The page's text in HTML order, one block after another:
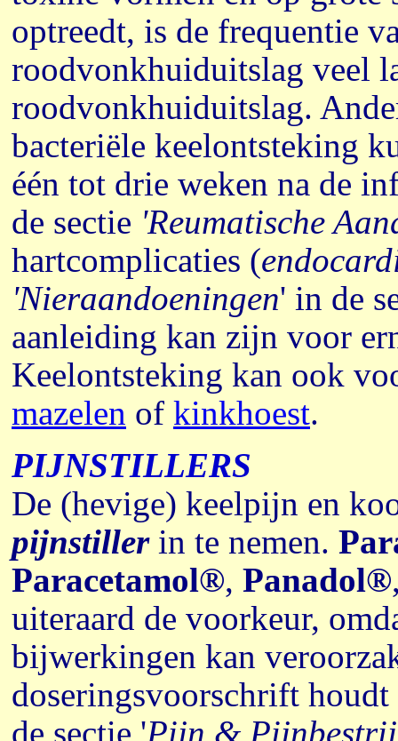
optreedt, is de frequentie
roodvonkhuiduitslag veel
roodvonkhuiduitslag.
bacteriële keelontsteking
één tot drie weken na de
de sectie 'Reumatische
hartcomplicaties (
'Nieraandoeningen' in de
aanleiding kan zijn voor
Keelontsteking kan ook
mazelen of kinkhoest.
PIJNSTILLERS
De (hevige) keelpijn en
pijnstillerin te nemen.
Paracetamol®, Panadol®
uiteraard de voorkeur,
bijwerkingen kan
doseringsvoorschrift
de sectie 'Pijn &